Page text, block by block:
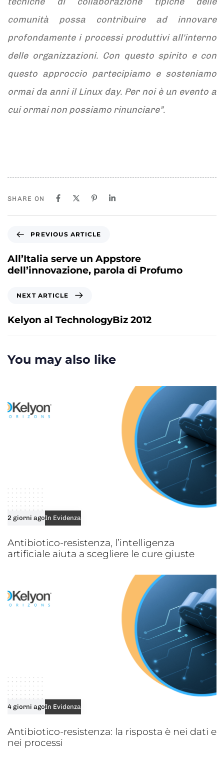
comunità possa contribuire ad innovare
profondamente i processi produttivi all'interno
delle organizzazioni. Con questo spirito e con
questo approccio partecipiamo e sosteniamo
ormai da anni il Linux day. Per noi è un evento a
cui ormai non possiamo rinunciare”.
SHARE ON
e
v
i
A
r
i
PREVIOUS ARTICLE
All’Italia serve un Appstore
dell’innovazione, parola di Profumo
x
t
A
t
e
NEXT ARTICLE
Kelyon al TechnologyBiz 2012
You may also like
2 giorni agoIn Evidenza
Antibiotico-resistenza, l’intelligenza
artificiale aiuta a scegliere le cure giuste
4 giorni agoIn Evidenza
Antibiotico-resistenza: la risposta è nei dati e
nei processi